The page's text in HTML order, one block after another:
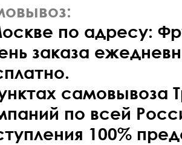
по адресу:
заказа
самовывоза
по всей
100%